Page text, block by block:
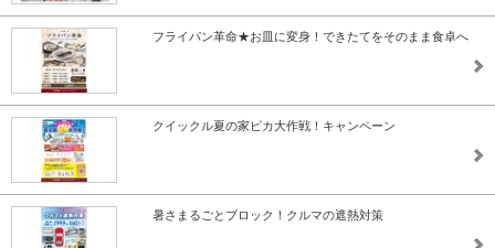
フライパン革命★お皿に変身！できたてをそのまま食卓へ
クイックル夏の家ピカ大作戦！キャンペーン
暑さまるごとブロック！クルマの遮熱対策